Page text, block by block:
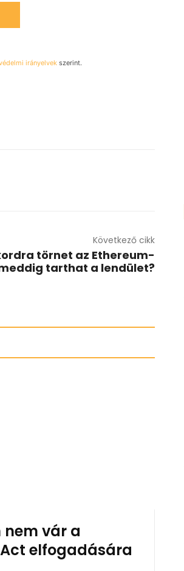
irányelvek szerint.
Következő cikk
törnet az Ethereum-
tarthat a lendület?
vár a
Act elfogadására